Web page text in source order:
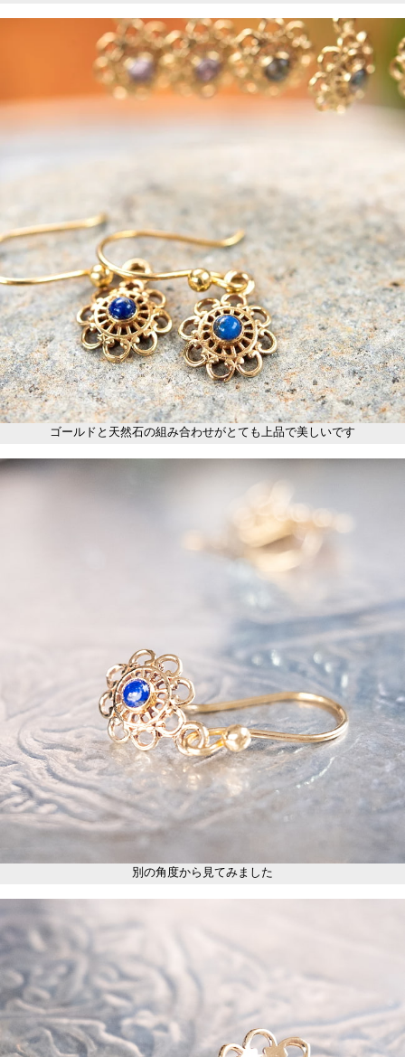
ゴールドと天然石の組み合わせがとても上品で美しいです
別の角度から見てみました